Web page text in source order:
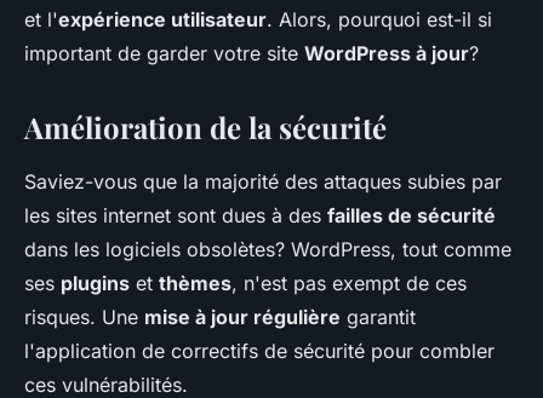
et l'expérience utilisateur. Alors, pourquoi est-il si
important de garder votre site WordPress à jour?
Amélioration de la sécurité
Saviez-vous que la majorité des attaques subies par
les sites internet sont dues à des failles de sécurité
dans les logiciels obsolètes? WordPress, tout comme
ses plugins et thèmes, n'est pas exempt de ces
risques. Une mise à jour régulière garantit
l'application de correctifs de sécurité pour combler
ces vulnérabilités.